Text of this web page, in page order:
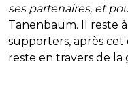
ses partenaires, et
Tanenbaum. Il reste
supporters, après cet
reste en travers de la